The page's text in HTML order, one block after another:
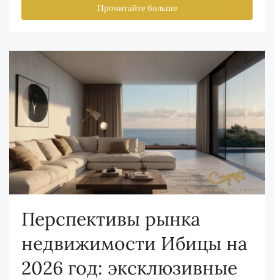
Прочитайте больше
Перспективы рынка
недвижимости Ибицы на
2026 год: эксклюзивные